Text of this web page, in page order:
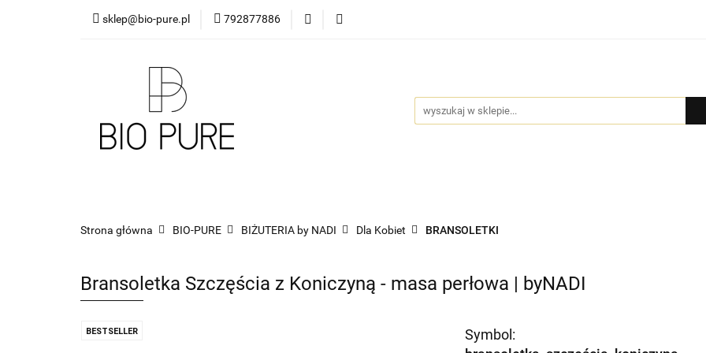
sklep@bio-pure.pl 792877886
O mnie OLEJKI Bio Pure
Strona główna BIO-PURE BIŻUTERIA by NADI Dla Kobiet BRANSOLETKI
Bransoletka Szczęścia z Koniczyną - masa perłowa | byNADI
BESTSELLER
Symbol: